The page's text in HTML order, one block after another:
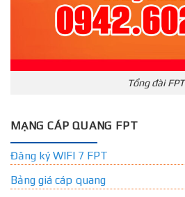
Tổng đài FPT
MẠNG CÁP QUANG FPT
Đăng ký WIFI 7 FPT
Bảng giá cáp quang